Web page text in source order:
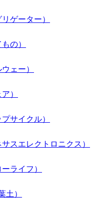
ゲーター）
の）
ェー）
）
サイクル）
スエレクトロニクス）
ライフ）
土）